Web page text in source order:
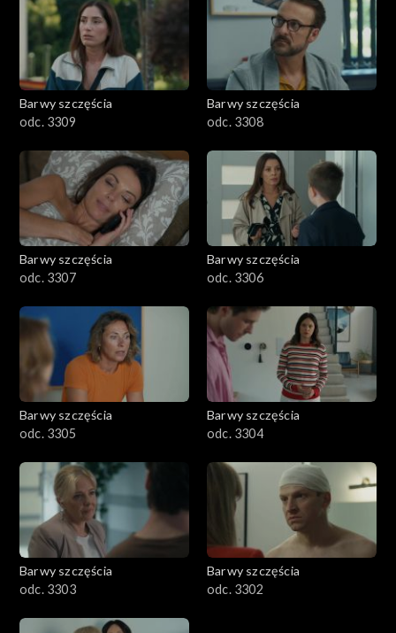
Barwy szczęścia
odc. 3309
Barwy szczęścia
odc. 3308
Barwy szczęścia
odc. 3307
Barwy szczęścia
odc. 3306
Barwy szczęścia
odc. 3305
Barwy szczęścia
odc. 3304
Barwy szczęścia
odc. 3303
Barwy szczęścia
odc. 3302